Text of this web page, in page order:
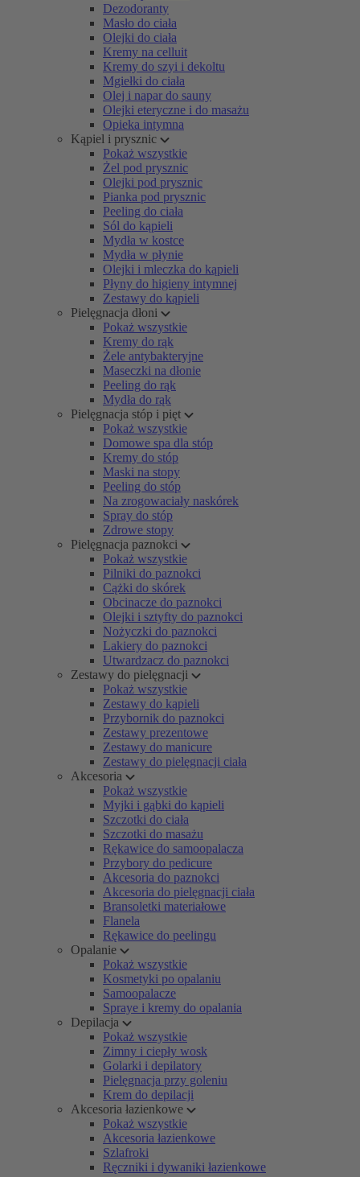
Dezodoranty
Masło do ciała
Olejki do ciała
Kremy na celluit
Kremy do szyi i dekoltu
Mgiełki do ciała
Olej i napar do sauny
Olejki eteryczne i do masażu
Opieka intymna
Kąpiel i prysznic
Pokaż wszystkie
Żel pod prysznic
Olejki pod prysznic
Pianka pod prysznic
Peeling do ciała
Sól do kąpieli
Mydła w kostce
Mydła w płynie
Olejki i mleczka do kąpieli
Płyny do higieny intymnej
Zestawy do kąpieli
Pielęgnacja dłoni
Pokaż wszystkie
Kremy do rąk
Żele antybakteryjne
Maseczki na dłonie
Peeling do rąk
Mydła do rąk
Pielęgnacja stóp i pięt
Pokaż wszystkie
Domowe spa dla stóp
Kremy do stóp
Maski na stopy
Peeling do stóp
Na zrogowaciały naskórek
Spray do stóp
Zdrowe stopy
Pielęgnacja paznokci
Pokaż wszystkie
Pilniki do paznokci
Cążki do skórek
Obcinacze do paznokci
Olejki i sztyfty do paznokci
Nożyczki do paznokci
Lakiery do paznokci
Utwardzacz do paznokci
Zestawy do pielęgnacji
Pokaż wszystkie
Zestawy do kąpieli
Przybornik do paznokci
Zestawy prezentowe
Zestawy do manicure
Zestawy do pielęgnacji ciała
Akcesoria
Pokaż wszystkie
Myjki i gąbki do kąpieli
Szczotki do ciała
Szczotki do masażu
Rękawice do samoopalacza
Przybory do pedicure
Akcesoria do paznokci
Akcesoria do pielęgnacji ciała
Bransoletki materiałowe
Flanela
Rękawice do peelingu
Opalanie
Pokaż wszystkie
Kosmetyki po opalaniu
Samoopalacze
Spraye i kremy do opalania
Depilacja
Pokaż wszystkie
Zimny i ciepły wosk
Golarki i depilatory
Pielęgnacja przy goleniu
Krem do depilacji
Akcesoria łazienkowe
Pokaż wszystkie
Akcesoria łazienkowe
Szlafroki
Ręczniki i dywaniki łazienkowe